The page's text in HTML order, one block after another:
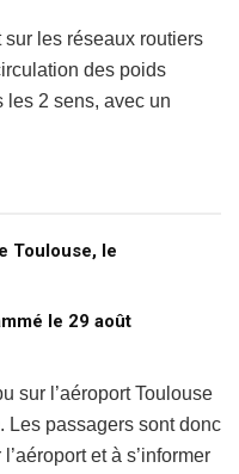
les réseaux routiers
des poids
les 2 sens, avec un
Toulouse, le
le 29 août
sur l’aéroport Toulouse
Les passagers sont donc
et à s’informer